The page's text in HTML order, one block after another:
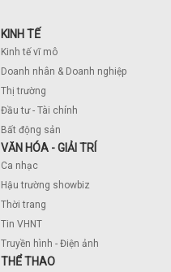
KINH TẾ
Kinh tế vĩ mô
Doanh nhân & Doanh nghiệp
Thị trường
Đầu tư - Tài chính
Bất động sản
VĂN HÓA - GIẢI TRÍ
Ca nhạc
Hậu trường showbiz
Thời trang
Tin VHNT
Truyền hình - Điện ảnh
THỂ THAO